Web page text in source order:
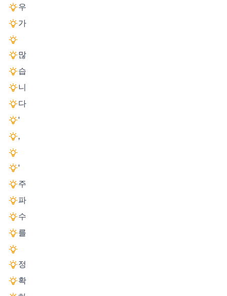
우
가
많
습
니
다
'
,
'
주
파
수
를
정
확